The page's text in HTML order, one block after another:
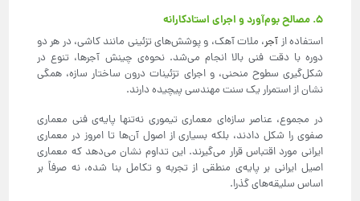
۵. مصالح بوم‌آورد و اجرای استادکارانه
استفاده از آجر، ملات آهک، و پوشش‌های تزئینی مانند کاشی، در هر دو
دوره با دقت فنی بالا انجام می‌شد. نحوه‌ی چینش آجرها، تنوع در
شکل‌گیری سطوح منحنی، و اجرای تزئینات درون ساختار سازه، همگی
نشان از استمرار یک سنت مهندسی پیچیده دارند.
در مجموع، عناصر سازه‌ای معماری تیموری نه‌تنها پایه‌ی فنی معماری
صفوی را شکل دادند، بلکه بسیاری از اصول آن‌ها تا امروز در معماری
ایرانی مورد اقتباس قرار می‌گیرند. این تداوم نشان می‌دهد که معماری
اصیل ایرانی بر پایه‌ی منطقی از تجربه و تکامل بنا شده، نه صرفاً بر
اساس سلیقه‌های گذرا.